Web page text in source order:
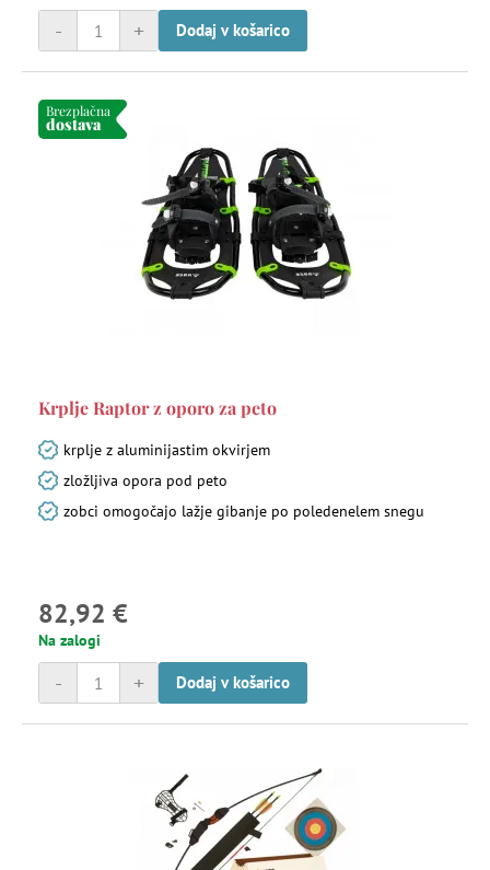
+
- Dodaj v košarico
Brezplačna
dostava
Krplje Raptor z oporo za peto
krplje z aluminijastim okvirjem
zložljiva opora pod peto
zobci omogočajo lažje gibanje po poledenelem snegu
82,92 €
Na zalogi
+
- Dodaj v košarico